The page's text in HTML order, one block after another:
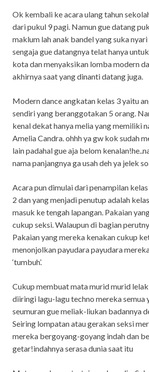
Ok kembali ke acara ulang tahun
dari pukul 9 pagi. Namun gue datang
maklum lah anak bandel yang suka nyari
sengaja gue datangnya telat hanya
kota dan menyaksikan lomba modern
akhirnya saat yang dinanti datang juga.
Modern dance angkatan kelas 3 yaitu
sendiri yang beranggotakan 5 orang.
kenal dekat hanya melia yang memiliki
Amelia Candra. ohhh ya gw kok sudah
lain padahal gue aja belom
nama panjangnya ga usah deh ya jelek
Acara pun dimulai dari penampilan
2 dan yang menjadi penutup adalah
masuk ke tengah lapangan. Pakaian
cukup seksi. Walaupun di bagian
Pakaian yang mereka kenakan cukup
menonjolkan payudara payudara
‘tumbuh’.
Cukup membuat mata murid murid
diiringi lagu-lagu techno mereka semua
seumuran gue meliak-liukan badannya
Seiring lompatan atau gerakan seksi
mereka bergoyang-goyang indah dan
getar!indahnya serasa dunia saat itu